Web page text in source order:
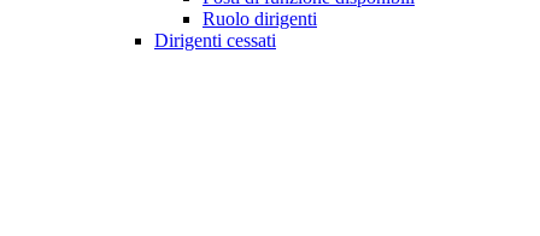
Ruolo dirigenti
Dirigenti cessati